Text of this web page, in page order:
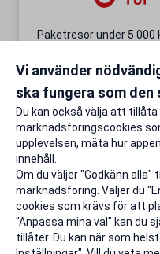
Paketresor under 5 000
Gäller även på redan
Till rabatten
Vi använder
ska fungera som den
Du kan också välja att
marknadsföringscookies
upplevelsen, mäta hur
innehåll.
Om du väljer "Godkänn
marknadsföring. Väljer du
cookies som krävs för att
"Anpassa mina val" kan du
tillåter. Du kan när som